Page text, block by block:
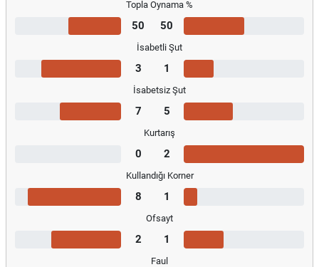
Topla Oynama %
50 50
İsabetli Şut
3 1
İsabetsiz Şut
7 5
Kurtarış
0 2
Kullandığı Korner
8 1
Ofsayt
2 1
Faul